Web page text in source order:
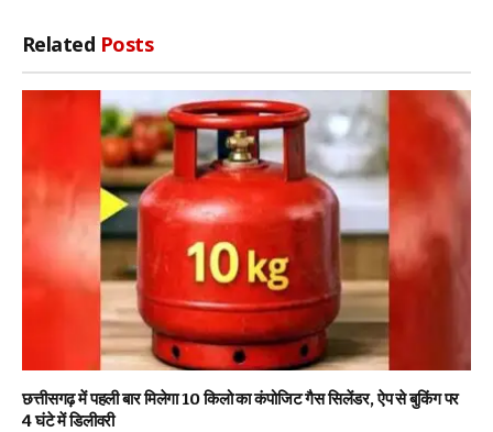
Related Posts
छत्तीसगढ़ में पहली बार मिलेगा 10 किलो का कंपोजिट गैस सिलेंडर, ऐप से बुकिंग पर
4 घंटे में डिलीवरी